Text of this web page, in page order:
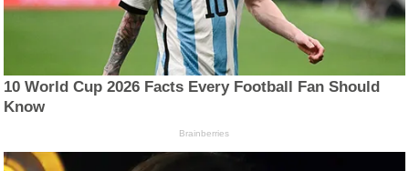
10 World Cup 2026 Facts Every Football Fan Should
Know
Brainberries